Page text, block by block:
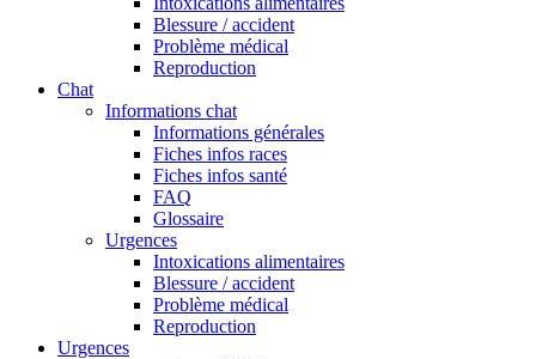
Blessure / accident
Problème médical
Reproduction
Chat
Informations chat
Informations générales
Fiches infos races
Fiches infos santé
FAQ
Glossaire
Urgences
Intoxications alimentaires
Blessure / accident
Problème médical
Reproduction
Urgences